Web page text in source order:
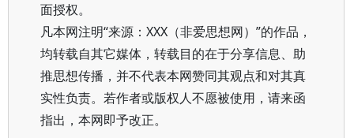
面授权。
凡本网注明“来源：XXX（非爱思想网）”的作品，
均转载自其它媒体，转载目的在于分享信息、助
推思想传播，并不代表本网赞同其观点和对其真
实性负责。若作者或版权人不愿被使用，请来函
指出，本网即予改正。